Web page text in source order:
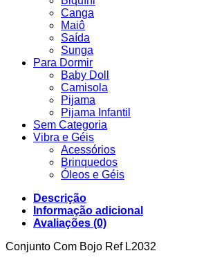
Canga
Maiô
Saída
Sunga
Para Dormir
Baby Doll
Camisola
Pijama
Pijama Infantil
Sem Categoria
Vibra e Géis
Acessórios
Brinquedos
Óleos e Géis
Descrição
Informação adicional
Avaliações (0)
Conjunto Com Bojo Ref L2032